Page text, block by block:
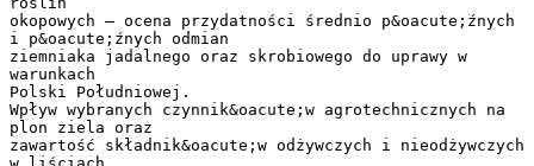
okopowych – ocena przydatności średnio p&oacute;źnych
i p&oacute;źnych odmian
ziemniaka jadalnego oraz skrobiowego do uprawy w
warunkach
Polski Południowej.
Wpływ wybranych czynnik&oacute;w agrotechnicznych na
plon ziela oraz
zawartość składnik&oacute;w odżywczych i nieodżywczych